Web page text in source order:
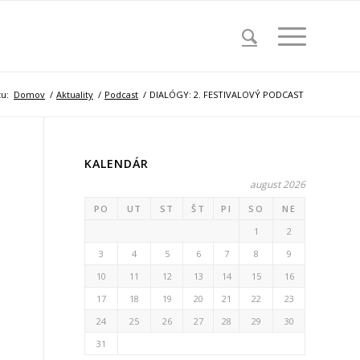
Domov / Aktuality / Podcast / DIALÓGY: 2. FESTIVALOVÝ PODCAST
KALENDÁR
august 2026
PO UT ST ŠT PI SO
NE
1
2
3
4 5 6 7 8
9
10
11 12 13 14 15
16
17
18 19 20 21 22
23
24
25 26 27 28 29
30
31